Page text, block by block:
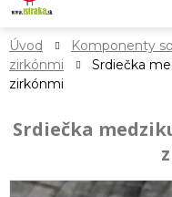
Úvod Komponenty
zirkónmi
Srdiečka
zirkónmi
Srdiečka